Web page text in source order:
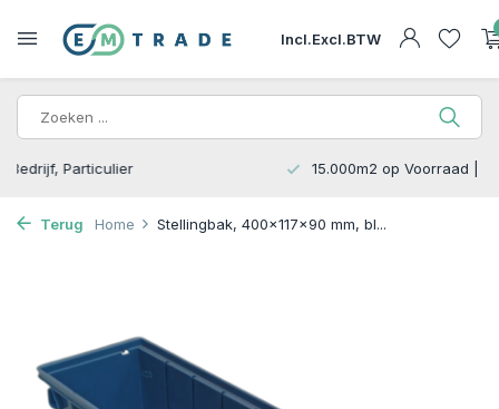
Incl.Excl.BTW
15.000m2 op Voorraad | Bezorgen of Afhalen
Terug Home Stellingbak, 400x117x90 mm, bl...